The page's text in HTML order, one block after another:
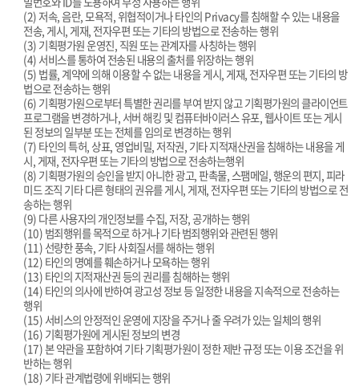
(2) 저속, 음란, 모욕적, 위협적이거나 타인의 Privacy를 침해할 수 있는 내용을
전송, 게시, 게재, 전자우편 또는 기타의 방법으로 전송하는 행위
(3) 기획평가원 운영진, 직원 또는 관계자를 사칭하는 행위
(4) 서비스를 통하여 전송된 내용의 출처를 위장하는 행위
(5) 법률, 계약에 의해 이용할 수 없는 내용을 게시, 게재, 전자우편 또는 기타의 방
법으로 전송하는 행위
(6) 기획평가원으로부터 특별한 권리를 부여 받지 않고 기획평가원의 클라이언트
프로그램을 변경하거나, 서버 해킹 및 컴퓨터바이러스 유포, 웹사이트 또는 게시
된 정보의 일부분 또는 전체를 임의로 변경하는 행위
(7) 타인의 특허, 상표, 영업비밀, 저작권, 기타 지적재산권을 침해하는 내용을 게
시, 게재, 전자우편 또는 기타의 방법으로 전송하는행위
(8) 기획평가원의 승인을 받지 아니한 광고, 판촉물, 스팸메일, 행운의 편지, 피라
미드 조직 기타 다른 형태의 권유를 게시, 게재, 전자우편 또는 기타의 방법으로 전
송하는 행위
(9) 다른 사용자의 개인정보를 수집, 저장, 공개하는 행위
(10) 범죄행위를 목적으로 하거나 기타 범죄행위와 관련된 행위
(11) 선량한 풍속, 기타 사회질서를 해하는 행위
(12) 타인의 명예를 훼손하거나 모욕하는 행위
(13) 타인의 지적재산권 등의 권리를 침해하는 행위
(14) 타인의 의사에 반하여 광고성 정보 등 일정한 내용을 지속적으로 전송하는
행위
(15) 서비스의 안정적인 운영에 지장을 주거나 줄 우려가 있는 일체의 행위
(16) 기획평가원에 게시된 정보의 변경
(17) 본 약관을 포함하여 기타 기획평가원이 정한 제반 규정 또는 이용 조건을 위
반하는 행위
(18) 기타 관계법령에 위배되는 행위